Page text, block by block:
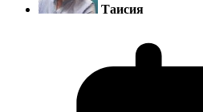
Таисия